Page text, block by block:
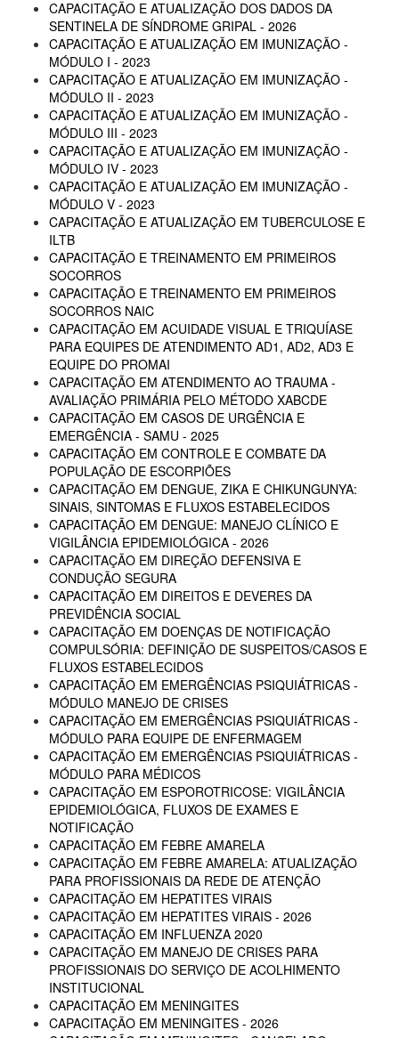
CAPACITAÇÃO E ATUALIZAÇÃO DOS DADOS DA
SENTINELA DE SÍNDROME GRIPAL - 2026
CAPACITAÇÃO E ATUALIZAÇÃO EM IMUNIZAÇÃO -
MÓDULO I - 2023
CAPACITAÇÃO E ATUALIZAÇÃO EM IMUNIZAÇÃO -
MÓDULO II - 2023
CAPACITAÇÃO E ATUALIZAÇÃO EM IMUNIZAÇÃO -
MÓDULO III - 2023
CAPACITAÇÃO E ATUALIZAÇÃO EM IMUNIZAÇÃO -
MÓDULO IV - 2023
CAPACITAÇÃO E ATUALIZAÇÃO EM IMUNIZAÇÃO -
MÓDULO V - 2023
CAPACITAÇÃO E ATUALIZAÇÃO EM TUBERCULOSE E
ILTB
CAPACITAÇÃO E TREINAMENTO EM PRIMEIROS
SOCORROS
CAPACITAÇÃO E TREINAMENTO EM PRIMEIROS
SOCORROS NAIC
CAPACITAÇÃO EM ACUIDADE VISUAL E TRIQUÍASE
PARA EQUIPES DE ATENDIMENTO AD1, AD2, AD3 E
EQUIPE DO PROMAI
CAPACITAÇÃO EM ATENDIMENTO AO TRAUMA -
AVALIAÇÃO PRIMÁRIA PELO MÉTODO XABCDE
CAPACITAÇÃO EM CASOS DE URGÊNCIA E
EMERGÊNCIA - SAMU - 2025
CAPACITAÇÃO EM CONTROLE E COMBATE DA
POPULAÇÃO DE ESCORPIÕES
CAPACITAÇÃO EM DENGUE, ZIKA E CHIKUNGUNYA:
SINAIS, SINTOMAS E FLUXOS ESTABELECIDOS
CAPACITAÇÃO EM DENGUE: MANEJO CLÍNICO E
VIGILÂNCIA EPIDEMIOLÓGICA - 2026
CAPACITAÇÃO EM DIREÇÃO DEFENSIVA E
CONDUÇÃO SEGURA
CAPACITAÇÃO EM DIREITOS E DEVERES DA
PREVIDÊNCIA SOCIAL
CAPACITAÇÃO EM DOENÇAS DE NOTIFICAÇÃO
COMPULSÓRIA: DEFINIÇÃO DE SUSPEITOS/CASOS E
FLUXOS ESTABELECIDOS
CAPACITAÇÃO EM EMERGÊNCIAS PSIQUIÁTRICAS -
MÓDULO MANEJO DE CRISES
CAPACITAÇÃO EM EMERGÊNCIAS PSIQUIÁTRICAS -
MÓDULO PARA EQUIPE DE ENFERMAGEM
CAPACITAÇÃO EM EMERGÊNCIAS PSIQUIÁTRICAS -
MÓDULO PARA MÉDICOS
CAPACITAÇÃO EM ESPOROTRICOSE: VIGILÂNCIA
EPIDEMIOLÓGICA, FLUXOS DE EXAMES E
NOTIFICAÇÃO
CAPACITAÇÃO EM FEBRE AMARELA
CAPACITAÇÃO EM FEBRE AMARELA: ATUALIZAÇÃO
PARA PROFISSIONAIS DA REDE DE ATENÇÃO
CAPACITAÇÃO EM HEPATITES VIRAIS
CAPACITAÇÃO EM HEPATITES VIRAIS - 2026
CAPACITAÇÃO EM INFLUENZA 2020
CAPACITAÇÃO EM MANEJO DE CRISES PARA
PROFISSIONAIS DO SERVIÇO DE ACOLHIMENTO
INSTITUCIONAL
CAPACITAÇÃO EM MENINGITES
CAPACITAÇÃO EM MENINGITES - 2026